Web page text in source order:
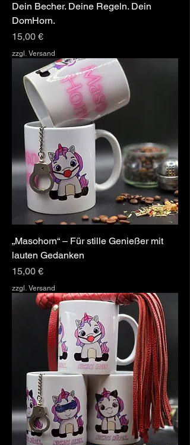
Dein Becher. Deine Regeln. Dein
DomHorn.
Preis
15,00 €
zzgl. Versand
„Masohorn“ – Für stille Genießer mit
lauten Gedanken
Preis
15,00 €
zzgl. Versand